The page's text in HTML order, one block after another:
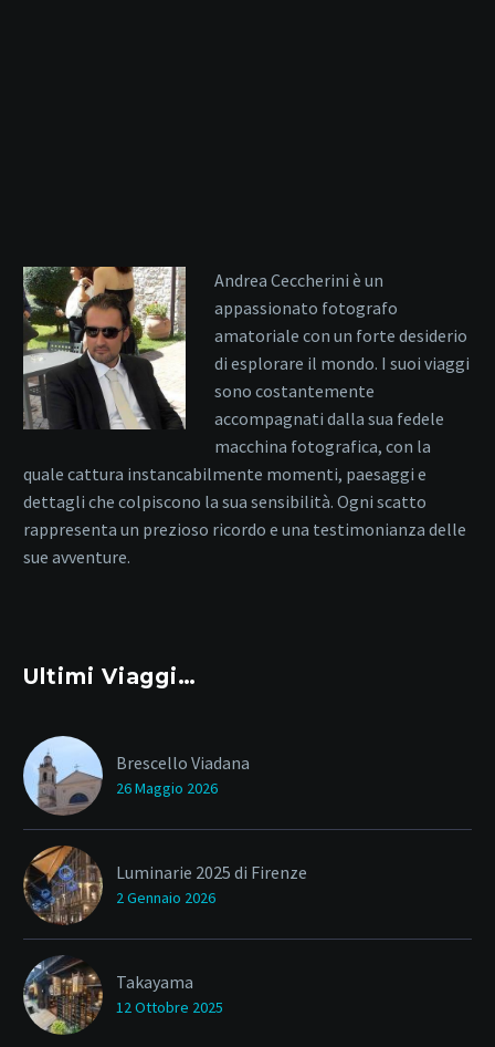
Andrea Ceccherini è un
appassionato fotografo
amatoriale con un forte desiderio
di esplorare il mondo. I suoi viaggi
sono costantemente
accompagnati dalla sua fedele
macchina fotografica, con la
quale cattura instancabilmente momenti, paesaggi e
dettagli che colpiscono la sua sensibilità. Ogni scatto
rappresenta un prezioso ricordo e una testimonianza delle
sue avventure.
Ultimi Viaggi…
Brescello Viadana
26 Maggio 2026
Luminarie 2025 di Firenze
2 Gennaio 2026
Takayama
12 Ottobre 2025